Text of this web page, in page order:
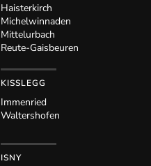
Haisterkirch
Michelwinnaden
Mittelurbach
Reute-Gaisbeuren
KISSLEGG
Immenried
Waltershofen
ISNY